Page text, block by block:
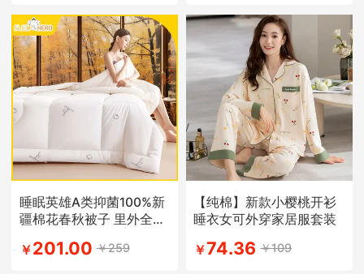
睡眠英雄A类抑菌100%新
疆棉花春秋被子 里外全棉
￥201.00 ￥259
【纯棉】新款小樱桃开衫
睡衣女可外穿家居服套装
￥74.36 ￥109